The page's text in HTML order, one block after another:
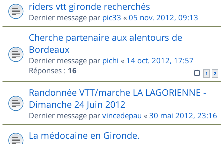
riders vtt gironde recherchés
Dernier message par pic33 « 05 nov. 2012, 09:13
Cherche partenaire aux alentours de
Bordeaux
Dernier message par pichi « 14 oct. 2012, 17:57
Réponses : 16 1 2
Randonnée VTT/marche LA LAGORIENNE -
Dimanche 24 Juin 2012
Dernier message par vincedepau « 30 mai 2012, 23:16
La médocaine en Gironde.